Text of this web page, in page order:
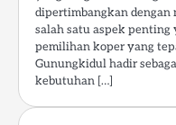
dipertimbangkan dengan
salah satu aspek
pemilihan koper yang
Gunungkidul hadir
kebutuhan […]